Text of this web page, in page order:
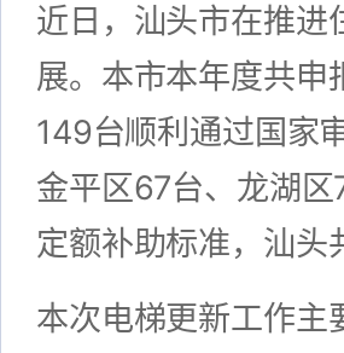
近日，汕头市在推进
展。本市本年度共申
149台顺利通过国家
金平区67台、龙湖
定额补助标准，汕
本次电梯更新工作主